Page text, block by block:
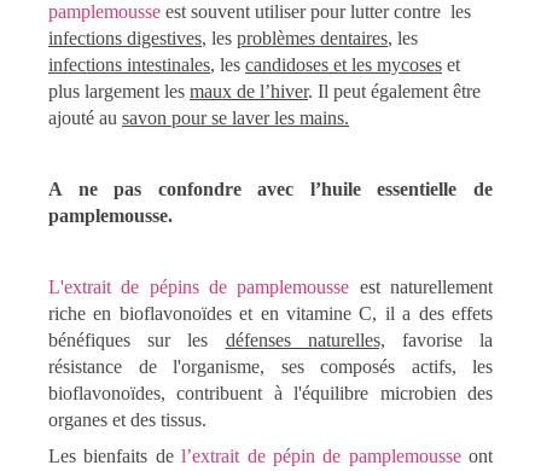
pamplemousse est souvent utiliser pour lutter contre les
infections digestives, les problèmes dentaires, les
infections intestinales, les candidoses et les mycoses et
plus largement les maux de l’hiver. Il peut également être
ajouté au savon pour se laver les mains.
A ne pas confondre avec l’huile essentielle de
pamplemousse.
L'extrait de pépins de pamplemousse est naturellement
riche en bioflavonoïdes et en vitamine C, il a des effets
bénéfiques sur les défenses naturelles, favorise la
résistance de l'organisme, ses composés actifs, les
bioflavonoïdes, contribuent à l'équilibre microbien des
organes et des tissus.
Les bienfaits del’extrait de pépin de pamplemousseont